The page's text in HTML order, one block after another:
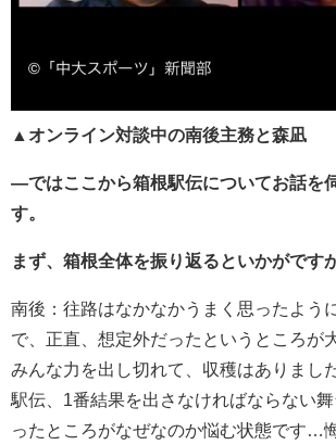
▲オンライン対談中の南後主務と森凪
―ではここから箱根駅伝についてお話を
す。
まず、箱根全体を振り返るといかがです
南後：往路はなかなかうまく思ったよう
で、正直、想定外だったというところが
みんな力を出し切れて、収穫はありまし
駅伝、1番結果を出さなければならない
ったところがなぜなのか悩む状態です…